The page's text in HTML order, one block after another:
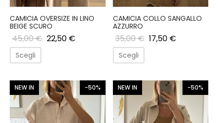
CAMICIA OVERSIZE IN LINO
BEIGE SCURO
45,00€ 22,50 €
Scegli
CAMICIA COLLO SANGALLO
AZZURRO
35,00€ 17,50 €
Scegli
NEW IN -50% NEW IN -50%